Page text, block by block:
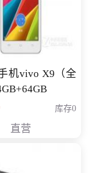
机vivo X9（全
库存0
直营